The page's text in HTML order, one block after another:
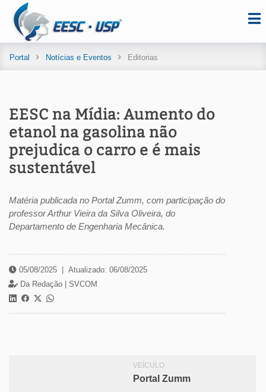
Portal Notícias e Eventos Editorias
EESC na Mídia: Aumento do
etanol na gasolina não
prejudica o carro e é mais
sustentável
Matéria publicada no Portal Zumm, com participação do
professor Arthur Vieira da Silva Oliveira, do
Departamento de Engenharia Mecânica.
05/08/2025
Atualizado: 06/08/2025
Da Redação | SVCOM
VEÍCULO
Portal Zumm